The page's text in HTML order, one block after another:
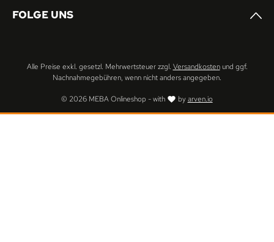
FOLGE UNS
© 2026 MEBA Onlineshop - with byarven.io
Alle Preise exkl. gesetzl. Mehrwertsteuer zzgl. Versandkostenund ggf.
Nachnahmegebühren, wenn nicht anders angegeben.